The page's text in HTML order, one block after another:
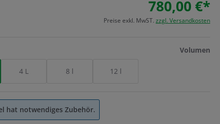
780,00 €*
Preise exkl. MwST. zzgl. Versandkosten
Volumen
4 L 8 l 12 l
hat notwendiges Zubehör.